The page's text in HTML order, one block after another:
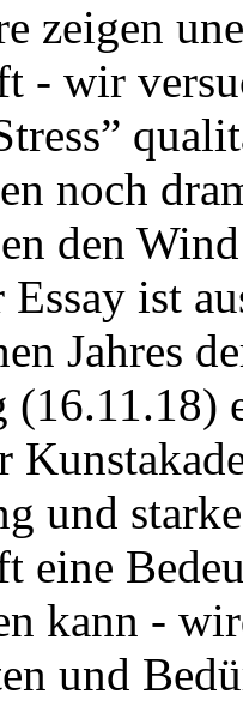
zeigen
- wir
noch
den
Essay ist
Jahres
(16.11.18)
und
eine
kann -
und